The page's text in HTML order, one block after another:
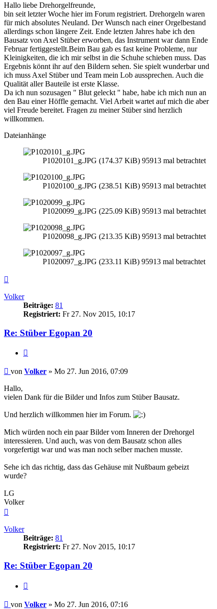
Hallo liebe Drehorgelfreunde,
bin seit letzter Woche hier im Forum registriert. Drehorgeln waren
für mich absolutes Neuland. Der Wunsch nach einer Orgelbestand
allerdings schon längere Zeit. Ende letzten Jahres habe ich den
Bausatz von Axel Stüber erworben, das Instrument war dann Ende
Februar fertiggestellt.Beim Bau gab es fast keine Probleme, nur
Kleinigkeiten, die ich mir selbst in die Schuhe schieben muss. Das
Ergebnis könnt ihr auf den Bildern sehen. Sie spielt wunderbar und
ich muss Axel Stüber und Team mein Lob aussprechen. Auch die
Qualität aller Bauteile ist erste Klasse.
Da ich nun sozusagen " Blut geleckt " habe, habe ich mich nun an
den Bau einer Höffle gemacht. Viel Arbeit wartet auf mich die aber
viel Freude bereitet. Fragen zu meiner Stüber sind herzlich
willkommen.
Dateianhänge
P1020101_g.JPG (174.37 KiB) 95913 mal betrachtet
P1020100_g.JPG (238.51 KiB) 95913 mal betrachtet
P1020099_g.JPG (225.09 KiB) 95913 mal betrachtet
P1020098_g.JPG (213.35 KiB) 95913 mal betrachtet
P1020097_g.JPG (233.11 KiB) 95913 mal betrachtet
Volker
Beiträge: 81
Registriert: Fr 27. Nov 2015, 10:17
Re: Stüber Egopan 20
Beitrag
von Volker » Mo 27. Jun 2016, 07:09
Hallo,
vielen Dank für die Bilder und Infos zum Stüber Bausatz.
Und herzlich willkommen hier im Forum.
Mich würden noch ein paar Bilder vom Inneren der Drehorgel
interessieren. Und auch, was von dem Bausatz schon alles
vorgefertigt war und was man noch selber machen musste.
Sehe ich das richtig, dass das Gehäuse mit Nußbaum gebeizt
wurde?
LG
Volker
Volker
Beiträge: 81
Registriert: Fr 27. Nov 2015, 10:17
Re: Stüber Egopan 20
Beitrag
von Volker » Mo 27. Jun 2016, 07:16